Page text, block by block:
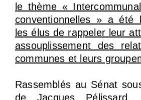
le thème «
conventionnelles » a été
les élus de rappeler leur
assouplissement des
communes et leurs
Rassemblés au Sénat
de Jacques Pélissard,